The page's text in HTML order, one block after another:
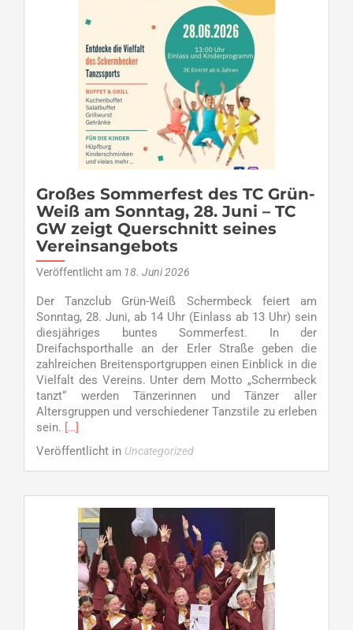
vielfältigem
Tanzprogramm
Großes Sommerfest des TC Grün-
Weiß am Sonntag, 28. Juni – TC
GW zeigt Querschnitt seines
Vereinsangebots
Veröffentlicht am 18. Juni 2026
Der Tanzclub Grün-Weiß Schermbeck feiert am
Sonntag, 28. Juni, ab 14 Uhr (Einlass ab 13 Uhr) sein
diesjähriges buntes Sommerfest. In der
Dreifachsporthalle an der Erler Straße geben die
zahlreichen Breitensportgruppen einen Einblick in die
Vielfalt des Vereins. Unter dem Motto „Schermbeck
tanzt“ werden Tänzerinnen und Tänzer aller
Altersgruppen und verschiedener Tanzstile zu erleben
sein. Read
more
about
Großes
des
TC
Grün-
Weiß
am
Sonntag,
28.
Juni
[…]
Veröffentlicht in Uncategorized